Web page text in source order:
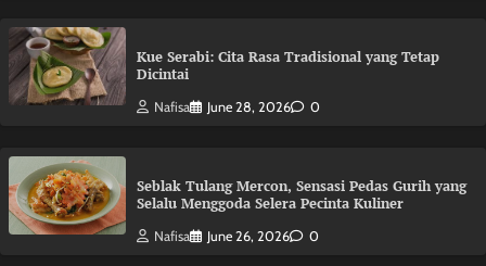
Kue Serabi: Cita Rasa Tradisional yang Tetap
Dicintai
Nafisa June 28, 2026 0
Seblak Tulang Mercon, Sensasi Pedas Gurih yang
Selalu Menggoda Selera Pecinta Kuliner
Nafisa June 26, 2026 0